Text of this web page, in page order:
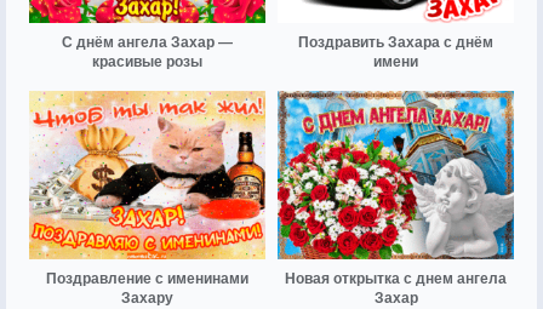
С днём ангела Захар —
красивые розы
Поздравить Захара с днём
имени
Поздравление с именинами
Захару
Новая открытка с днем ангела
Захар